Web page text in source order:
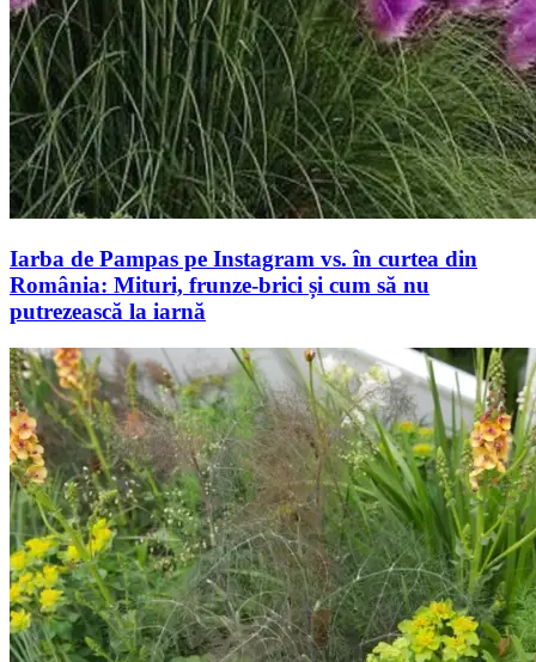
Iarba de Pampas pe Instagram vs. în curtea din
România: Mituri, frunze-brici și cum să nu
putrezească la iarnă